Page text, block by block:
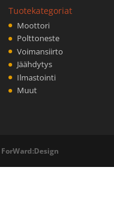
Tuotekategoriat
Moottori
Polttoneste
Voimansiirto
Jäähdytys
Ilmastointi
Muut
ForWard:Design